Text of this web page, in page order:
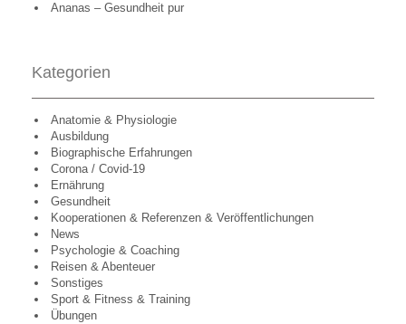
Ananas – Gesundheit pur
Kategorien
Anatomie & Physiologie
Ausbildung
Biographische Erfahrungen
Corona / Covid-19
Ernährung
Gesundheit
Kooperationen & Referenzen & Veröffentlichungen
News
Psychologie & Coaching
Reisen & Abenteuer
Sonstiges
Sport & Fitness & Training
Übungen